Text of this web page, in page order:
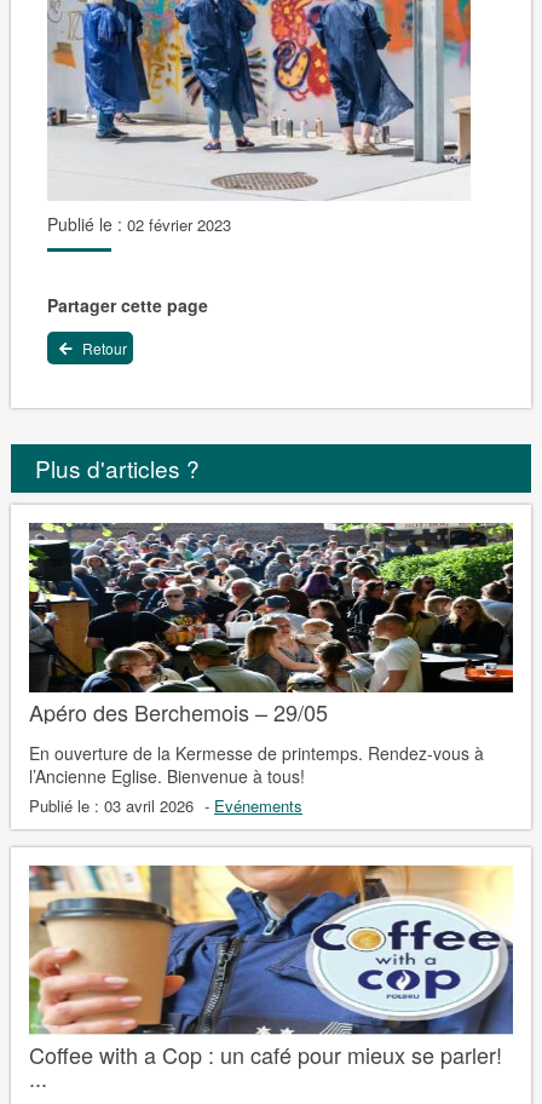
Publié le : 02 février 2023
Partager cette page
Retour
Plus d'articles ?
Apéro des Berchemois – 29/05
En ouverture de la Kermesse de printemps. Rendez-vous à
l’Ancienne Eglise. Bienvenue à tous!
Publié le : 03 avril 2026 - Evénements
Coffee with a Cop : un café pour mieux se parler!
...